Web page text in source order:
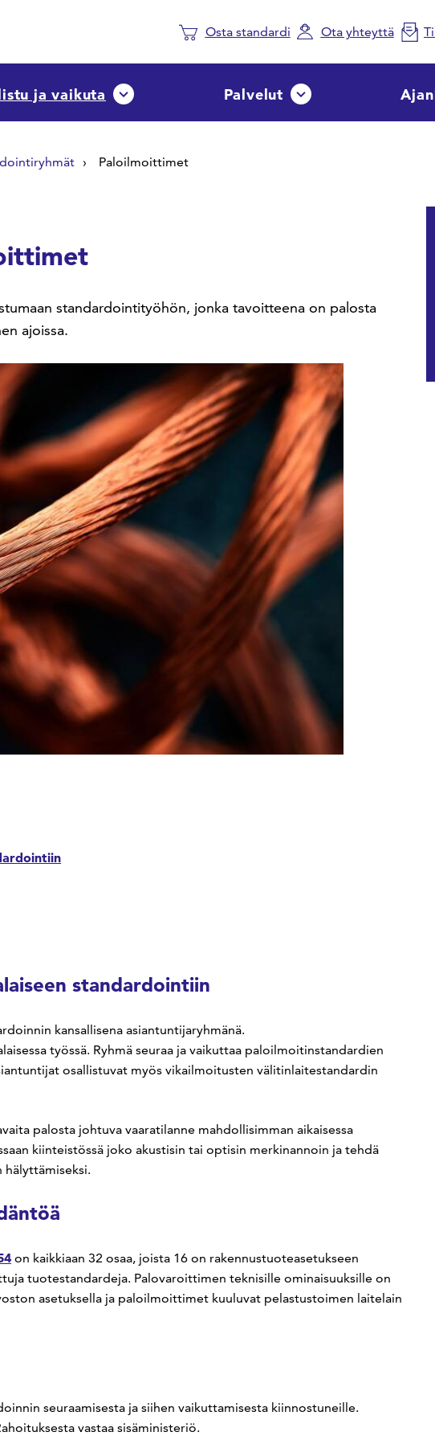
Osta standardi Ota yhteyttä
ja vaikuta Avaa tai sulje pudotusvalikko
Palvelut Avaa tai sulje
Paloilmoittimet
standardointityöhön, jonka tavoitteena on palosta
ajoissa.
standardointiin
kansallisena asiantuntijaryhmänä.
työssä. Ryhmä seuraa ja vaikuttaa paloilmoitinstandardien
osallistuvat myös vikailmoitusten välitinlaitestandardin
palosta johtuva vaaratilanne mahdollisimman aikaisessa
kiinteistössä joko akustisin tai optisin merkinannoin ja tehdä
hälyttämiseksi.
on kaikkiaan 32 osaa, joista 16 on rakennustuoteasetukseen
tuotestandardeja. Palovaroittimen teknisille ominaisuuksille on
asetuksella ja paloilmoittimet kuuluvat pelastustoimen laitelain
seuraamisesta ja siihen vaikuttamisesta kiinnostuneille.
vastaa sisäministeriö.